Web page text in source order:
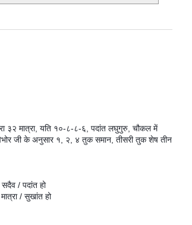
३२ मात्रा, यति १०-८-८-६, पदांत लघुगुरु, चौकल में
जी के अनुसार १, २, ४ तुक समान, तीसरी तुक शेष तीन
/ पदांत हो
/ सुखांत हो